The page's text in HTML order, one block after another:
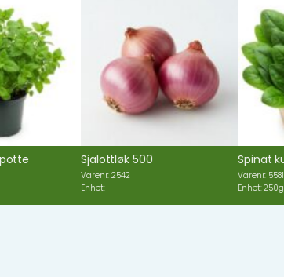
Sjalottløk 500 Spinat kurv 250g